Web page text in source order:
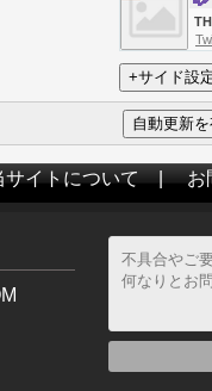
サイトについて|お